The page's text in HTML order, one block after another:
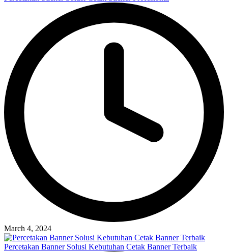
March 4, 2024
Percetakan Banner Solusi Kebutuhan Cetak Banner Terbaik